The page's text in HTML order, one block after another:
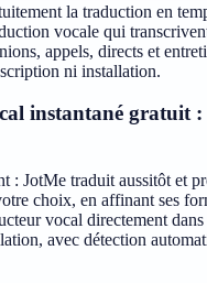
la traduction en
vocale qui
appels, directs et
ni installation.
instantané gratuit :
: JotMe traduit aussitôt et
choix, en affinant ses
vocal directement
avec détection